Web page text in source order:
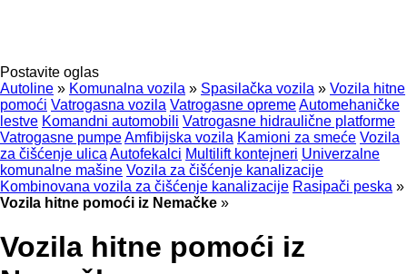
Postavite oglas
Autoline » Komunalna vozila » Spasilačka vozila » Vozila hitne
pomoći Vatrogasna vozila Vatrogasne opremeAutomehaničke
lestve Komandni automobili Vatrogasne hidraulične platforme
Vatrogasne pumpeAmfibijska vozila Kamioni za smeće Vozila
za čišćenje ulica Autofekalci Multilift kontejneri Univerzalne
komunalne mašine Vozila za čišćenje kanalizacije
Kombinovana vozila za čišćenje kanalizacije Rasipači peska »
Vozila hitne pomoći iz Nemačke »
Vozila hitne pomoći iz